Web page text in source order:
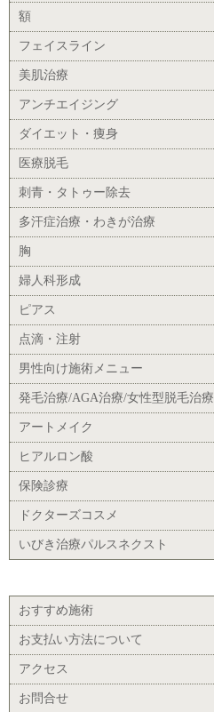
額
フェイスライン
美肌治療
アンチエイジング
ダイエット・痩身
医療脱毛
刺青・タトゥー除去
多汗症治療・わきが治療
胸
婦人科形成
ピアス
点滴・注射
男性向け施術メニュー
発毛治療/AGA治療/女性型脱毛治療
アートメイク
ヒアルロン酸
保険診療
ドクターズコスメ
いびき治療パルスネクスト
おすすめ施術
お支払い方法について
アクセス
お問合せ